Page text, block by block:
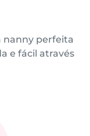
nanny perfeita
e fácil através